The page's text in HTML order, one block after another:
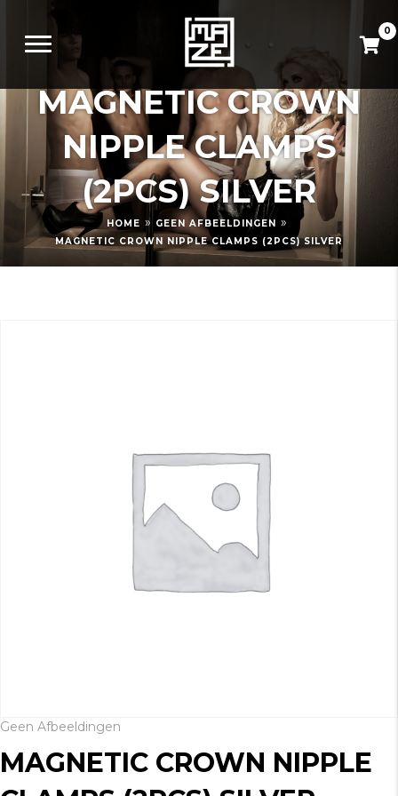
0
MAGNETIC CROWN
NIPPLE CLAMPS
(2PCS) SILVER
HOME » GEEN AFBEELDINGEN »
MAGNETIC CROWN NIPPLE CLAMPS (2PCS) SILVER
Geen Afbeeldingen
MAGNETIC CROWN NIPPLE